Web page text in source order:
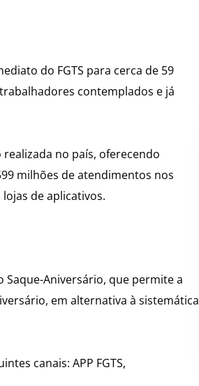
do FGTS para cerca de 59
contemplados e já
realizada no país, oferecendo
milhões de atendimentos nos
lojas de aplicativos.
Aniversário, que permite a
em alternativa à sistemática
canais: APP FGTS,